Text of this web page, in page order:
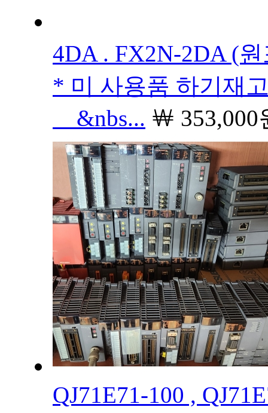
4DA . FX2N-2DA (
* 미 사용품 하기재
&nbs... ￦ 353,000
QJ71E71-100 ,